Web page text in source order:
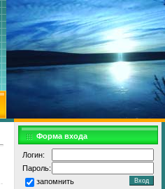
Форма входа
Логин:
Пароль:
запомнить